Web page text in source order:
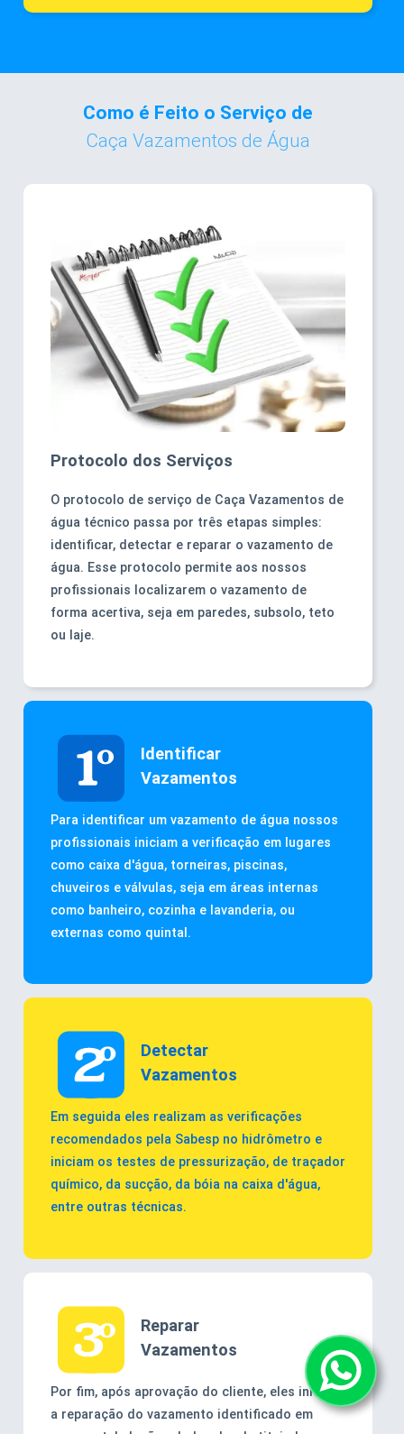
Como é Feito o Serviço de
Caça Vazamentos de Água
Protocolo dos Serviços
O protocolo de serviço de Caça Vazamentos de
água técnico passa por três etapas simples:
identificar, detectar e reparar o vazamento de
água. Esse protocolo permite aos nossos
profissionais localizarem o vazamento de
forma acertiva, seja em paredes, subsolo, teto
ou laje.
Identificar
Vazamentos
Para identificar um vazamento de água nossos
profissionais iniciam a verificação em lugares
como caixa d'água, torneiras, piscinas,
chuveiros e válvulas, seja em áreas internas
como banheiro, cozinha e lavanderia, ou
externas como quintal.
Detectar
Vazamentos
Em seguida eles realizam as verificações
recomendados pela Sabesp no hidrômetro e
iniciam os testes de pressurização, de traçador
químico, da sucção, da bóia na caixa d'água,
entre outras técnicas.
Reparar
Vazamentos
Por fim, após aprovação do cliente, eles iniciam
a reparação do vazamento identificado em